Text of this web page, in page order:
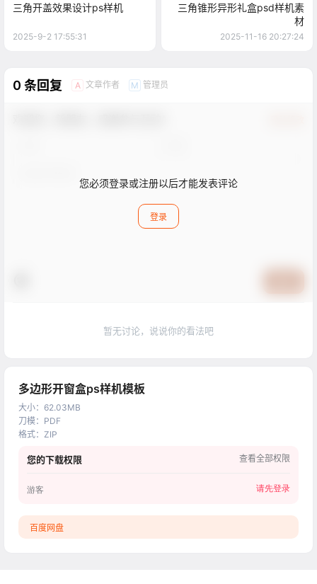
三角开盖效果设计ps样机
2025-9-2 17:55:31
三角锥形异形礼盒psd样机素
材
2025-11-16 20:27:24
0 条回复 A 文章作者 M 管理员
您必须登录或注册以后才能发表评论
登录
暂无讨论，说说你的看法吧
多边形开窗盒ps样机模板
大小： 62.03MB
刀模： PDF
格式： ZIP
您的下载权限 查看全部权限
游客 请先登录
百度网盘